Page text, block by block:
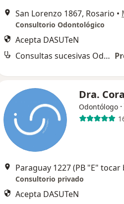
San Lorenzo 1867, Rosario •
Consultorio Odontológico
Acepta DASUTeN
Consultas sucesivas Odontología
Dra.
Odontólogo ·
Consultorio privado
Acepta DASUTeN